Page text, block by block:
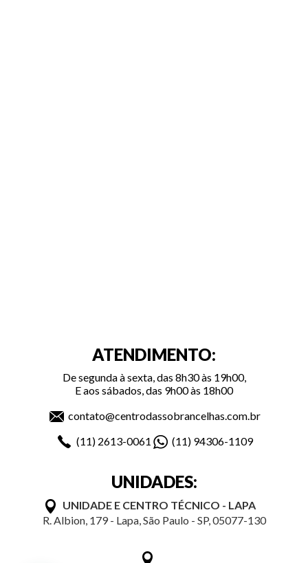
ATENDIMENTO:
De segunda à sexta, das 8h30 às 19h00,
E aos sábados, das 9h00 às 18h00
contato@centrodassobrancelhas.com.br
(11) 2613-0061 (11) 94306-1109
UNIDADES:
UNIDADE E CENTRO TÉCNICO - LAPA
R. Albion, 179 - Lapa, São Paulo - SP, 05077-130